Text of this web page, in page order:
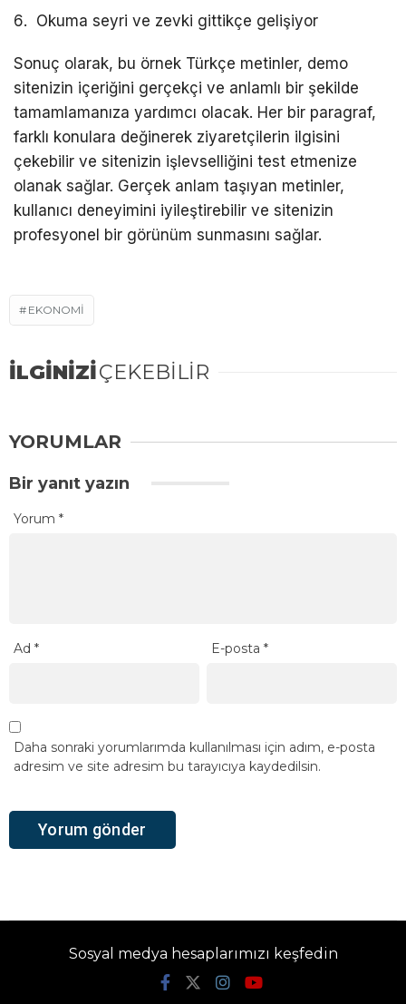
Okuma seyri ve zevki gittikçe gelişiyor
Sonuç olarak, bu örnek Türkçe metinler, demo
sitenizin içeriğini gerçekçi ve anlamlı bir şekilde
tamamlamanıza yardımcı olacak. Her bir paragraf,
farklı konulara değinerek ziyaretçilerin ilgisini
çekebilir ve sitenizin işlevselliğini test etmenize
olanak sağlar. Gerçek anlam taşıyan metinler,
kullanıcı deneyimini iyileştirebilir ve sitenizin
profesyonel bir görünüm sunmasını sağlar.
EKONOMI
İLGİNİZİÇEKEBİLİR
YORUMLAR
Bir yanıt yazın
Yorum *
Ad * E-posta*
Daha sonraki yorumlarımda kullanılması için adım, e-posta
adresim ve site adresim bu tarayıcıya kaydedilsin.
Sosyal medya hesaplarımızı keşfedin